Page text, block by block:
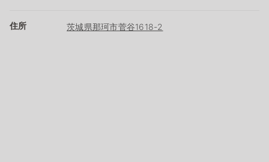
住所 茨城県那珂市菅谷1618-2